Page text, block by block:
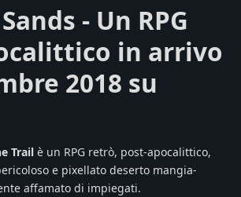
- Un RPG
in arrivo
2018 su
Trail è un RPG retrò, post-apocalittico,
e pixellato deserto mangia-
affamato di impiegati.